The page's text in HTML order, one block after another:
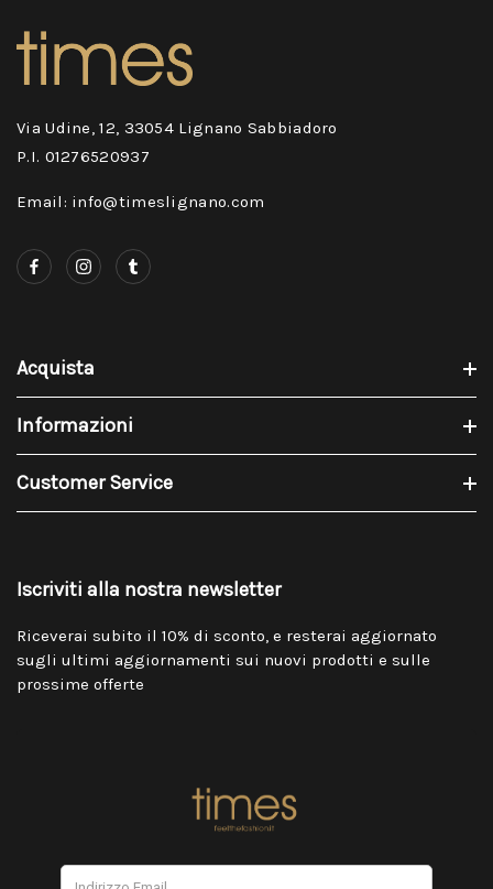
Via Udine, 12, 33054 Lignano Sabbiadoro
P.I. 01276520937
Email: info@timeslignano.com
Acquista
Informazioni
Customer Service
Iscriviti alla nostra newsletter
Riceverai subito il 10% di sconto, e resterai aggiornato
sugli ultimi aggiornamenti sui nuovi prodotti e sulle
prossime offerte